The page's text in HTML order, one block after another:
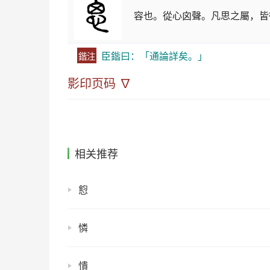
容也。從心囟聲。凡思之屬，皆
鍇注 臣鍇曰：「通論詳矣。」
影印页码 ∇
相关推荐
憌
憐
憒